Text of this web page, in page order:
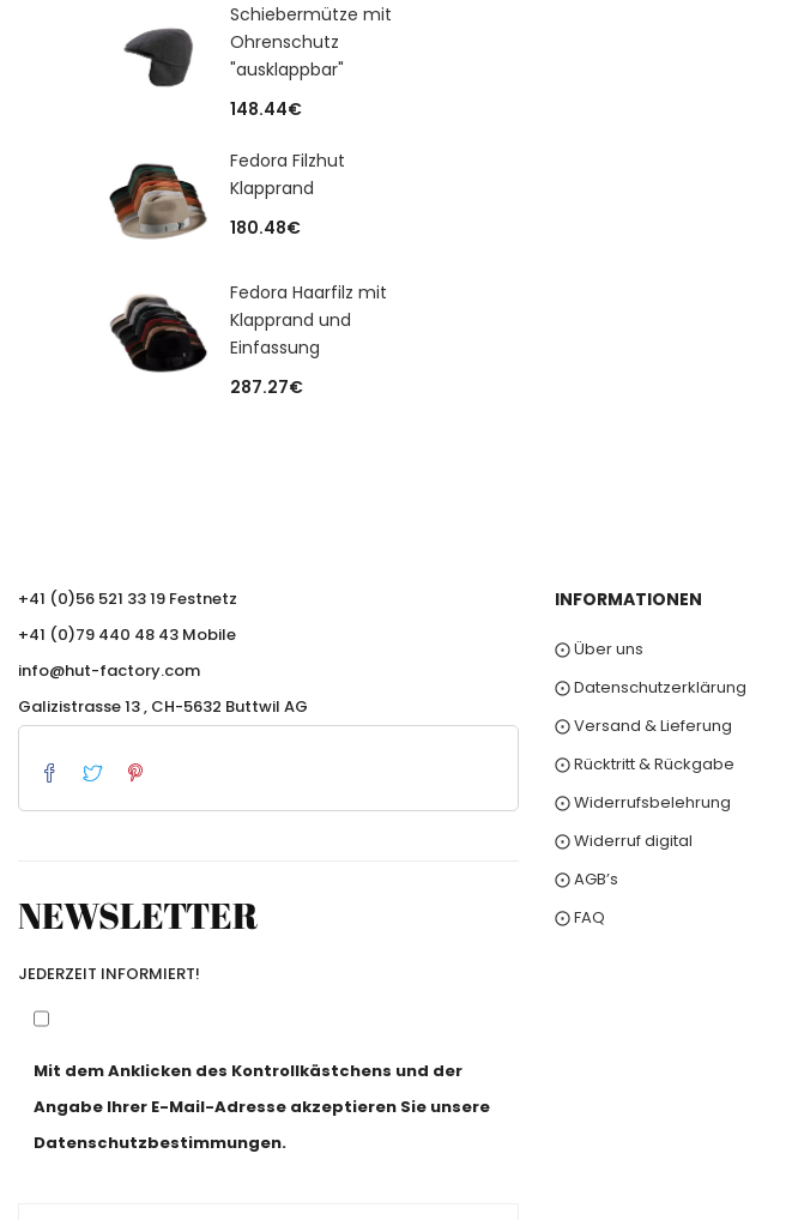
Schiebermütze mit
Ohrenschutz
"ausklappbar"
148.44€
Fedora Filzhut
Klapprand
180.48€
Fedora Haarfilz mit
Klapprand und
Einfassung
287.27€
+41 (0)56 521 33 19 Festnetz
+41 (0)79 440 48 43 Mobile
info@hut-factory.com
Galizistrasse 13 , CH-5632 Buttwil AG
NEWSLETTER
JEDERZEIT INFORMIERT!
Mit dem Anklicken des Kontrollkästchens und der
Angabe Ihrer E-Mail-Adresse akzeptieren Sie unsere
Datenschutzbestimmungen.
INFORMATIONEN
⨀ Über uns
⨀ Datenschutzerklärung
⨀ Versand & Lieferung
⨀ Rücktritt & Rückgabe
⨀ Widerrufsbelehrung
⨀ Widerruf digital
⨀ AGB’s
⨀ FAQ